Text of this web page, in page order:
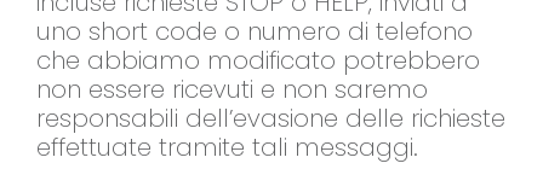
uno short code o numero di telefono
che abbiamo modificato potrebbero
non essere ricevuti e non saremo
responsabili dell’evasione delle richieste
effettuate tramite tali messaggi.